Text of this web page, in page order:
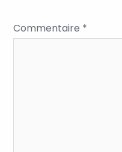
Commentaire *